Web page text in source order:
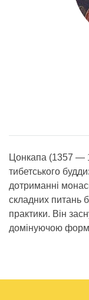
Цонкапа (1357 —
тибетського
дотриманні
складних питань
практики. Він
домінуючою